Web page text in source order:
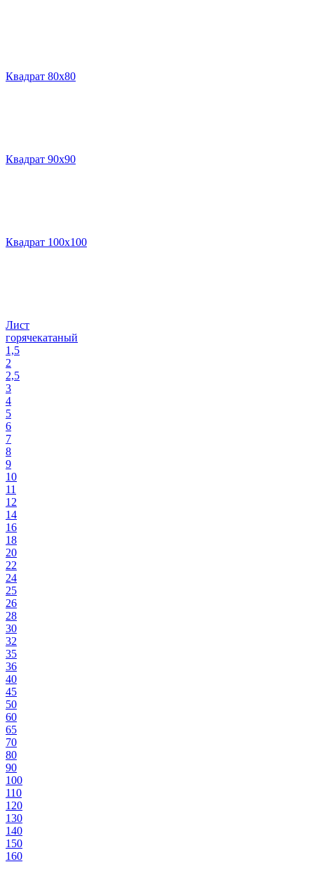
Квадрат 80х80
Квадрат 90х90
Квадрат 100х100
Лист
горячекатаный
1,5
2
2,5
3
4
5
6
7
8
9
10
11
12
14
16
18
20
22
24
25
26
28
30
32
35
36
40
45
50
60
65
70
80
90
100
110
120
130
140
150
160